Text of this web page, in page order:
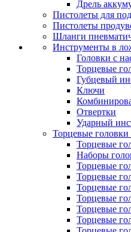
Дрель
Пистолеты для
Пистолеты
Шланги
Инструменты в
Головки с
Торцевые
Губцевый
Ключи
Отвертки
Ударный
Торцевые головки
Торцевые
Наборы
Торцевые
Торцевые
Торцевые
Торцевые
Торцевые
Торцевые